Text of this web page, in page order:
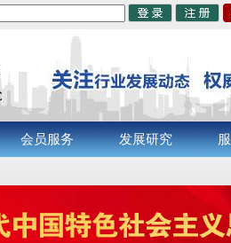
会员服务 发展研究